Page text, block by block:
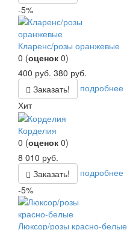
-5%
Кларенс/розы оранжевые
0 (оценок 0)
400 руб. 380 руб.
Заказать!
подробнее
Хит
Корделия
0 (оценок 0)
8 010 руб.
Заказать!
подробнее
-5%
Люксор/розы красно-белые